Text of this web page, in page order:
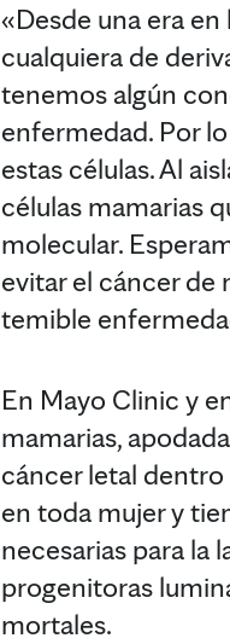
«Desde una era
cualquiera de
tenemos algún
enfermedad. Por
estas células. Al
células mamarias
molecular.
evitar el cáncer de
temible
En Mayo Clinic y
mamarias,
cáncer letal dentro
en toda mujer y
necesarias para la
progenitoras
mortales.